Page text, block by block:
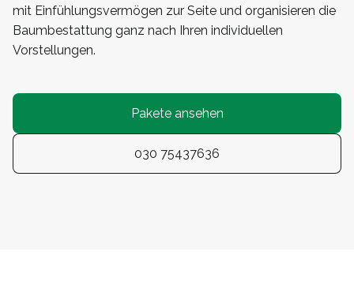
mit Einfühlungsvermögen zur Seite und organisieren die
Baumbestattung ganz nach Ihren individuellen
Vorstellungen.
Pakete ansehen
030 75437636